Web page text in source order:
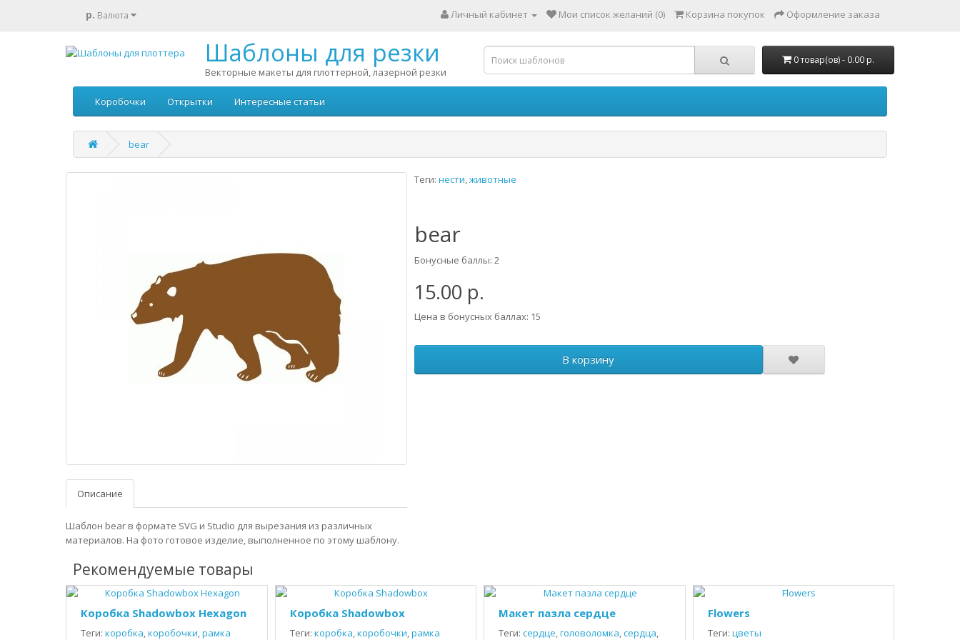
р. Валюта Личный кабинет Мои список желаний (0) Корзина покупок Оформление заказа
Шаблоны для резки
Векторные макеты для плоттерной, лазерной резки
0 товар(ов) - 0.00 р.
Коробочки Открытки Интересные статьи
bear
Описание
Шаблон bear в формате SVG и Studio для вырезания из различных
материалов. На фото готовое изделие, выполненное по этому шаблону.
Теги: нести,животные
bear
Бонусные баллы: 2
15.00 р.
Цена в бонусных баллах: 15
В корзину
Рекомендуемые товары
Коробка Shadowbox Hexagon
Теги: коробка,коробочки,рамка
Коробка Shadowbox
Теги: коробка,коробочки,рамка
Макет пазла сердце
Теги: сердце,головоломка,сердца,
Flowers
Теги: цветы